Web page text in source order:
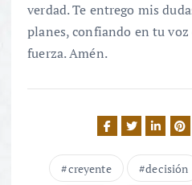
verdad. Te entrego mis
planes, confiando en tu
fuerza. Amén.
creyente decisión